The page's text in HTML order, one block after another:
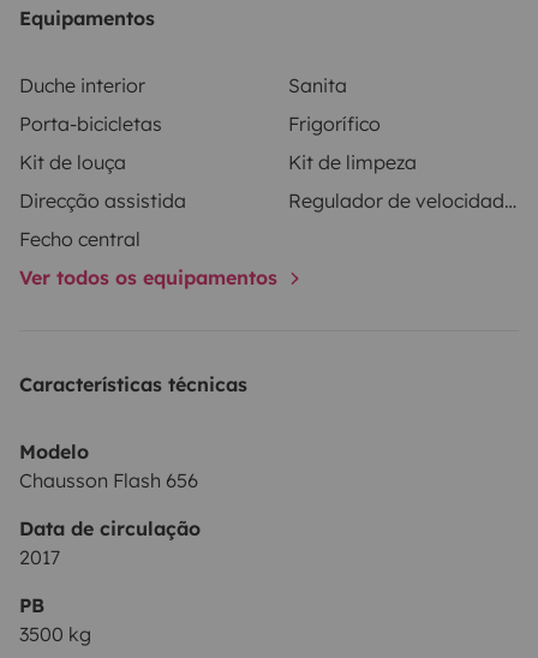
Equipamentos
Duche interior
Sanita
Porta-bicicletas
Frigorífico
Kit de louça
Kit de limpeza
Direcção assistida
Regulador de velocidade / Cruise Control
Fecho central
Ver todos os equipamentos
Características técnicas
Modelo
Chausson Flash 656
Data de circulação
2017
PB
3500 kg